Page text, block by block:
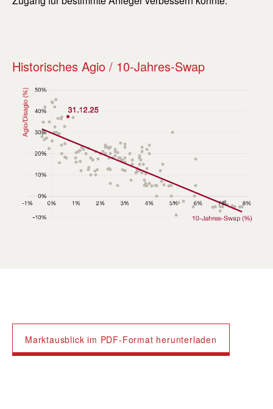
Historisches Agio / 10-Jahres-Swap
Marktausblick im PDF-Format herunterladen